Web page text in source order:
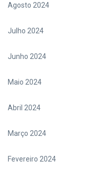
Agosto 2024
Julho 2024
Junho 2024
Maio 2024
Abril 2024
Março 2024
Fevereiro 2024